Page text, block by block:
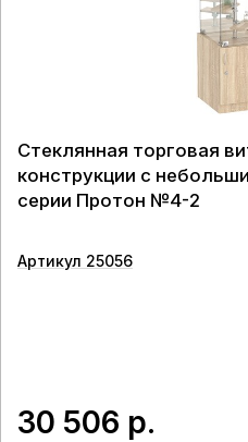
Стеклянная торговая
конструкции с
серии Протон №4-2
Артикул 25056
30 506 р.